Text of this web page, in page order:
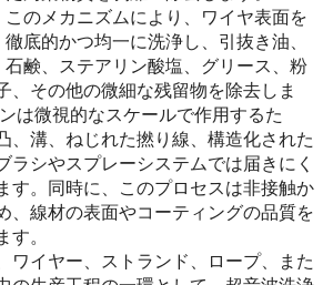
このメカニズムにより、ワイヤ表面を
徹底的かつ均一に洗浄し、引抜き油、
石鹸、ステアリン酸塩、グリース、粉
、その他の微細な残留物を除去しま
は微視的なスケールで作用するた
、溝、ねじれた撚り線、構造化された
ラシやスプレーシステムでは届きにく
す。同時に、このプロセスは非接触か
、線材の表面やコーティングの品質を
。
ワイヤー、ストランド、ロープ、また